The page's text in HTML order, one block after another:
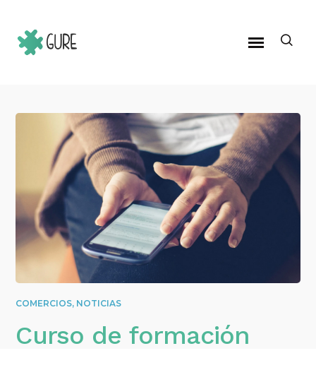
COMERCIOS, NOTICIAS
Curso de formación